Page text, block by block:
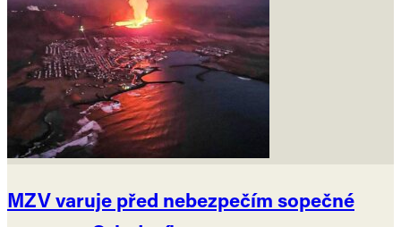
MZV varuje před nebezpečím sopečné